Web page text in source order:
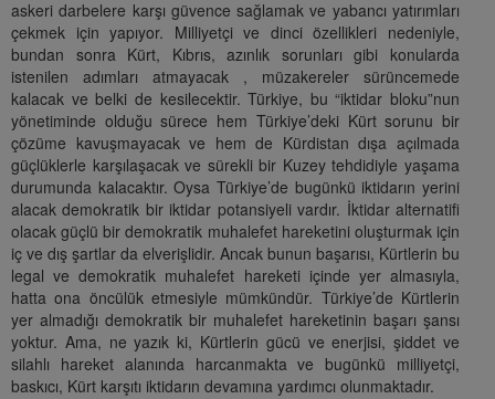
askeri darbelere karşı güvence sağlamak ve yabancı yatırımları
çekmek için yapıyor. Milliyetçi ve dinci özellikleri nedeniyle,
bundan sonra Kürt, Kıbrıs, azınlık sorunları gibi konularda
istenilen adımları atmayacak , müzakereler sürüncemede
kalacak ve belki de kesilecektir. Türkiye, bu “iktidar bloku”nun
yönetiminde olduğu sürece hem Türkiye’deki Kürt sorunu bir
çözüme kavuşmayacak ve hem de Kürdistan dışa açılmada
güçlüklerle karşılaşacak ve sürekli bir Kuzey tehdidiyle yaşama
durumunda kalacaktır. Oysa Türkiye’de bugünkü iktidarın yerini
alacak demokratik bir iktidar potansiyeli vardır. İktidar alternatifi
olacak güçlü bir demokratik muhalefet hareketini oluşturmak için
iç ve dış şartlar da elverişlidir. Ancak bunun başarısı, Kürtlerin bu
legal ve demokratik muhalefet hareketi içinde yer almasıyla,
hatta ona öncülük etmesiyle mümkündür. Türkiye’de Kürtlerin
yer almadığı demokratik bir muhalefet hareketinin başarı şansı
yoktur. Ama, ne yazık ki, Kürtlerin gücü ve enerjisi, şiddet ve
silahlı hareket alanında harcanmakta ve bugünkü milliyetçi,
baskıcı, Kürt karşıtı iktidarın devamına yardımcı olunmaktadır.